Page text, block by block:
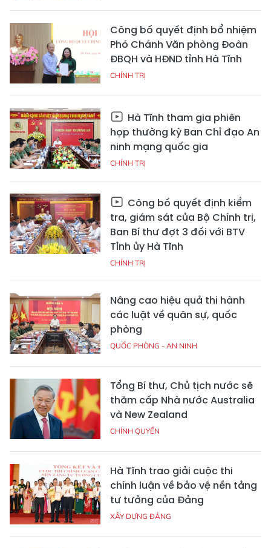
Công bố quyết định bổ nhiệm
Phó Chánh Văn phòng Đoàn
ĐBQH và HĐND tỉnh Hà Tĩnh
CHÍNH TRỊ
Hà Tĩnh tham gia phiên
họp thường kỳ Ban Chỉ đạo An
ninh mạng quốc gia
CHÍNH TRỊ
Công bố quyết định kiểm
tra, giám sát của Bộ Chính trị,
Ban Bí thư đợt 3 đối với BTV
Tỉnh ủy Hà Tĩnh
CHÍNH TRỊ
Nâng cao hiệu quả thi hành
các luật về quân sự, quốc
phòng
QUỐC PHÒNG - AN NINH
Tổng Bí thư, Chủ tịch nước sẽ
thăm cấp Nhà nước Australia
và New Zealand
CHÍNH QUYỀN
Hà Tĩnh trao giải cuộc thi
chính luận về bảo vệ nền tảng
tư tưởng của Đảng
XÂY DỰNG ĐẢNG